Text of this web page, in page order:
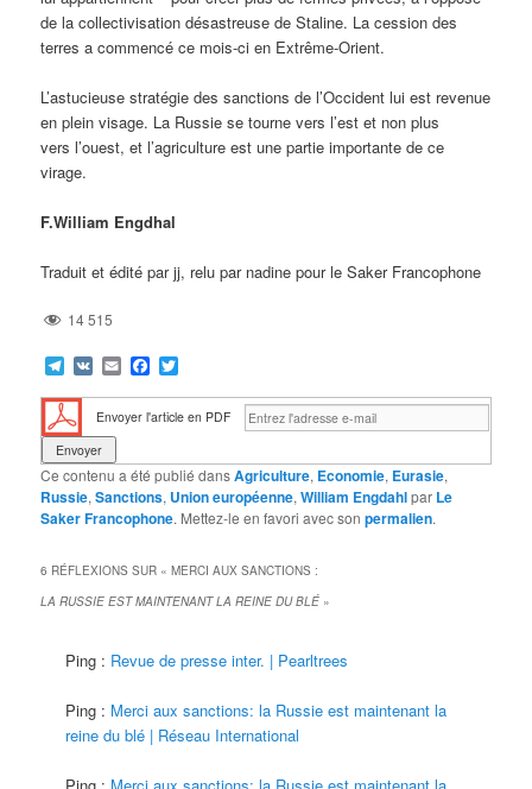
de la collectivisation désastreuse de Staline. La cession des
terres a commencé ce mois-ci en Extrême-Orient.
L’astucieuse stratégie des sanctions de l’Occident lui est revenue
en plein visage. La Russie se tourne vers l’est et non plus
vers l’ouest, et l’agriculture est une partie importante de ce
virage.
F.William Engdhal
Traduit et édité par jj, relu par nadine pour le Saker Francophone
14 515
Telegram
VK EmailFacebook
Envoyer l'article en PDF
Ce contenu a été publié dansAgriculture, Economie, Eurasie,
Russie,Sanctions, Union européenne,William Engdahlpar Le
Saker Francophone. Mettez-le en favori avec sonpermalien.
6 RÉFLEXIONS SUR «MERCI AUX SANCTIONS :
LA RUSSIE EST MAINTENANT LA REINE DU BLÉ »
Ping : Revue de presse inter. | Pearltrees
Ping : Merci aux sanctions: la Russie est maintenant la
reine du blé | Réseau International